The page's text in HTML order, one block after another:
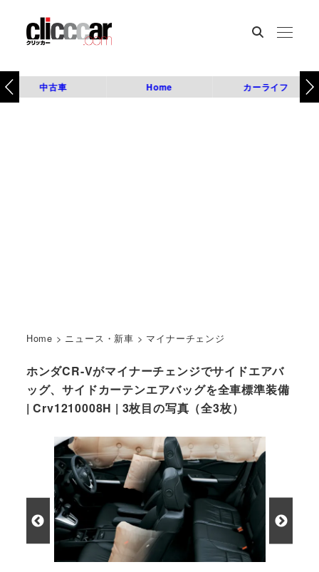
中古車 Home カーライフ
Home > ニュース・新車 > マイナーチェンジ
ホンダCR-Vがマイナーチェンジでサイドエアバ
ッグ、サイドカーテンエアバッグを全車標準装備
| Crv1210008H | 3枚目の写真（全3枚）